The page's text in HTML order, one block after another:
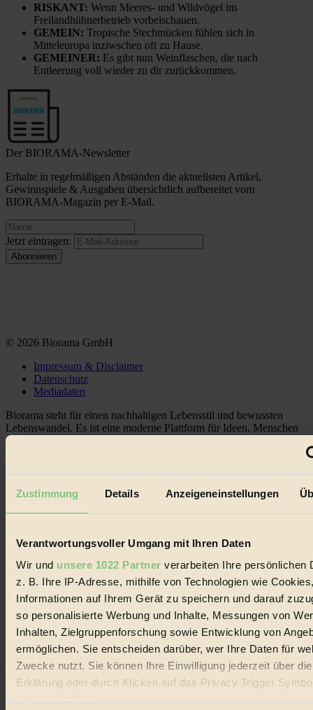
Zustimmung Details Anzeigeneinstellungen
Verantwortungsvoller Umgang mit Ihren Daten
Wir und unsere 1022 Partner verarbeiten Ihre persönlichen
z. B. Ihre IP-Adresse, mithilfe von Technologien wie
Informationen auf Ihrem Gerät zu speichern und darauf
so personalisierte Werbung und Inhalte, Messungen von
Inhalten, Zielgruppenforschung sowie Entwicklung von
ermöglichen. Sie entscheiden darüber, wer Ihre Daten für
Zwecke nutzt. Sie können Ihre Einwilligung jederzeit über
Erklärung oder durch Klicken auf das Privacy Trigger
RISKANT: Wenn Meeres- und Wildvögel im
Freilandhühnerbetrieb vorbeischauen.
GEMEIN: Tropische Stechmücken fühlen sich in
Mitteleuropa inziwschen oft zu Hause.
GEMEINER: Es gibt nun Weinflaschen, die nach
Entleerung voll wieder zu dir zurückkommen.
Der BIORAMA-Newsletter
Erhalte in regelmäßigen Abständen die aktuellsten Artikel,
Gewinnspiele & Ausgaben übersichtlich aufbereitet vom
BIORAMA-Magazin per E-Mail.
Jetzt eintragen:
© 2026 Biorama GmbH
Impressum & Disclaimer
Datenschutz
Mediadaten
Biorama steht für einen nachhaltigen Lebensstil und bewussten
Lebenswandel. Es ist eine moderne Plattform für Ideen, Menschen
und Produkte, ein Leitfaden im schnell wachsenden Markt des
Social Media
22.601 Fans auf Facebook
3.415 Follower auf Twitter
Themen
Bio
Nachhaltigkeit
Vegan